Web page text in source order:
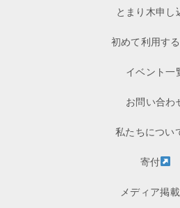
とまり木申し
初めて利用す
イベント一
お問い合わ
私たちについ
寄付
メディア掲載